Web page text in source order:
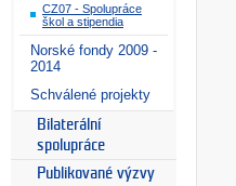
CZ07 - Spolupráce
škol a stipendia
Norské fondy 2009 -
2014
Schválené projekty
Bilaterální
spolupráce
Publikované výzvy